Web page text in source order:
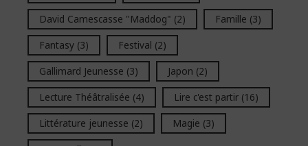
David Camescasse "Maddog" (2) Famille (3)
Fantasy (3) Festival (2)
Gallimard Jeunesse (3) Japon (2)
Lecture Théâtralisée (4) Lire c'est partir (16)
Littérature jeunesse (2) Magie (3)